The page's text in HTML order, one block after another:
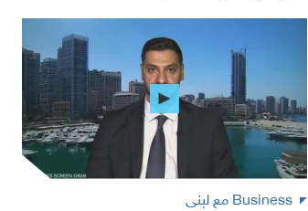
Business مع لبنى